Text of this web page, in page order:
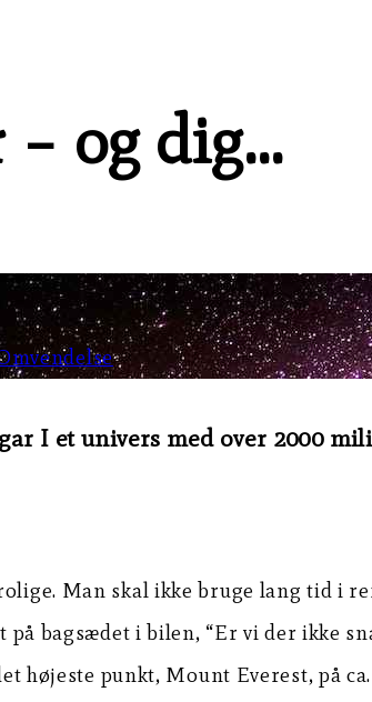
– og dig…
I et univers med over 2000
Man skal ikke bruge lang tid i
bagsædet i bilen, “Er vi der ikke
højeste punkt, Mount Everest, på